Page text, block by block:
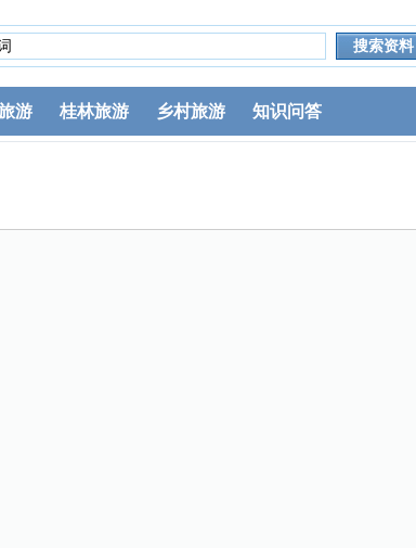
游 桂林旅游 乡村旅游 知识问答